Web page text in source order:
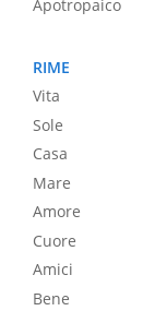
Apotropaico
RIME
Vita
Sole
Casa
Mare
Amore
Cuore
Amici
Bene